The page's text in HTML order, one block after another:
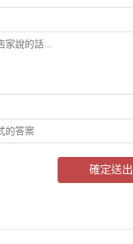
確定送出